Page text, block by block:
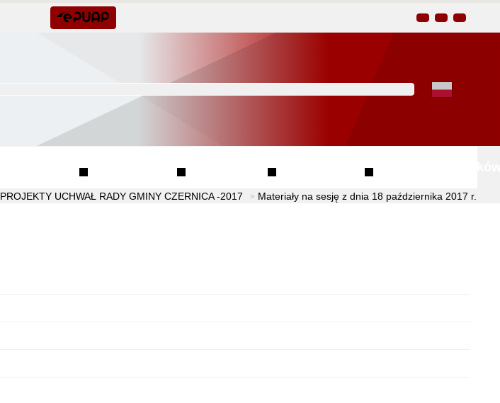
Kliknij aby wyszukać za
PROJEKTY UCHWAŁ RADY GMINY CZERNICA -2017 Materiały na sesję z dnia 18 października 2017 r.